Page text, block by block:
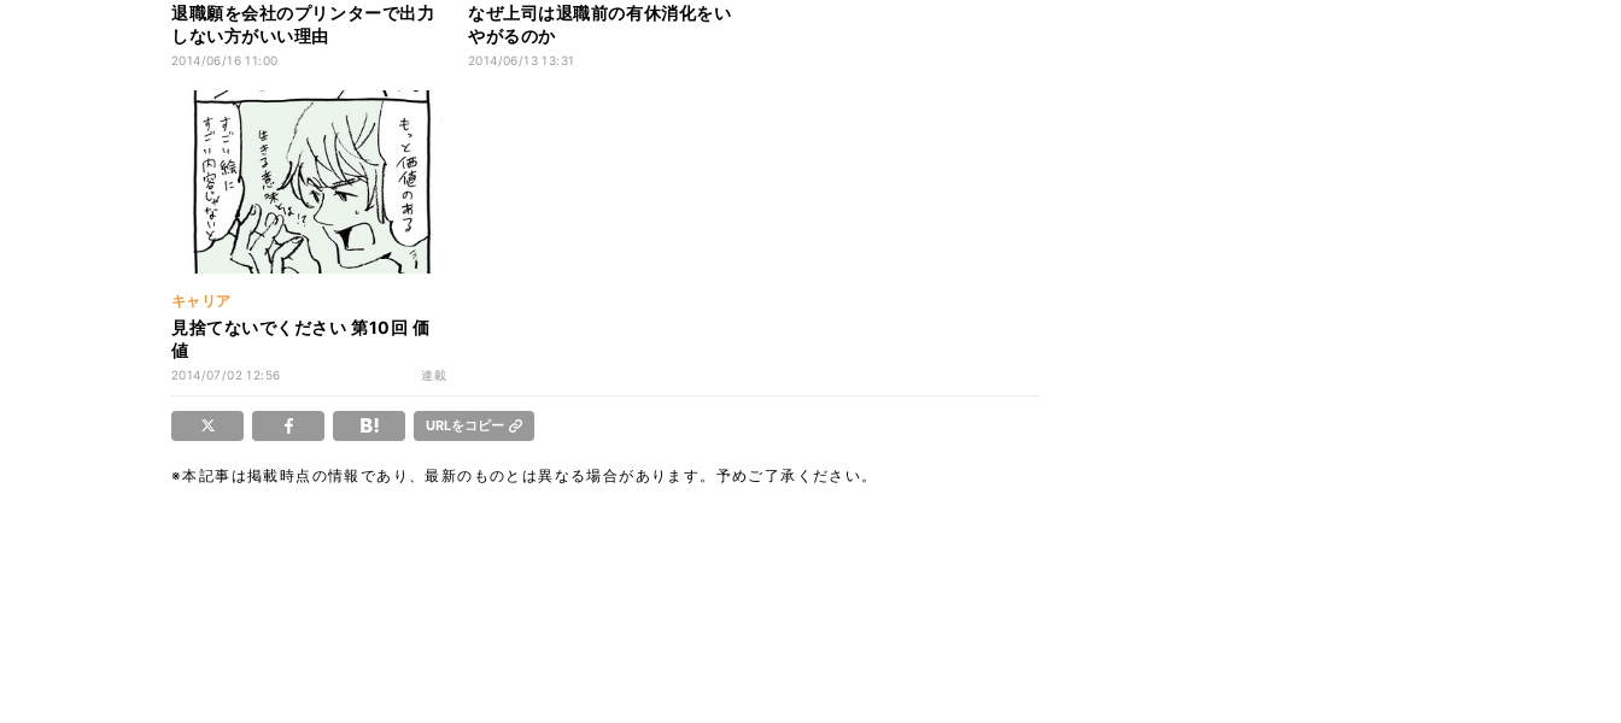
退職願を会社のプリンターで出力
しない方がいい理由
2014/06/16 11:00
なぜ上司は退職前の有休消化をい
やがるのか
2014/06/13 13:31
キャリア
見捨てないでください 第10回 価
値
2014/07/02 12:56 連載
URLをコピー
※本記事は掲載時点の情報であり、最新のものとは異なる場合があります。予めご了承ください。